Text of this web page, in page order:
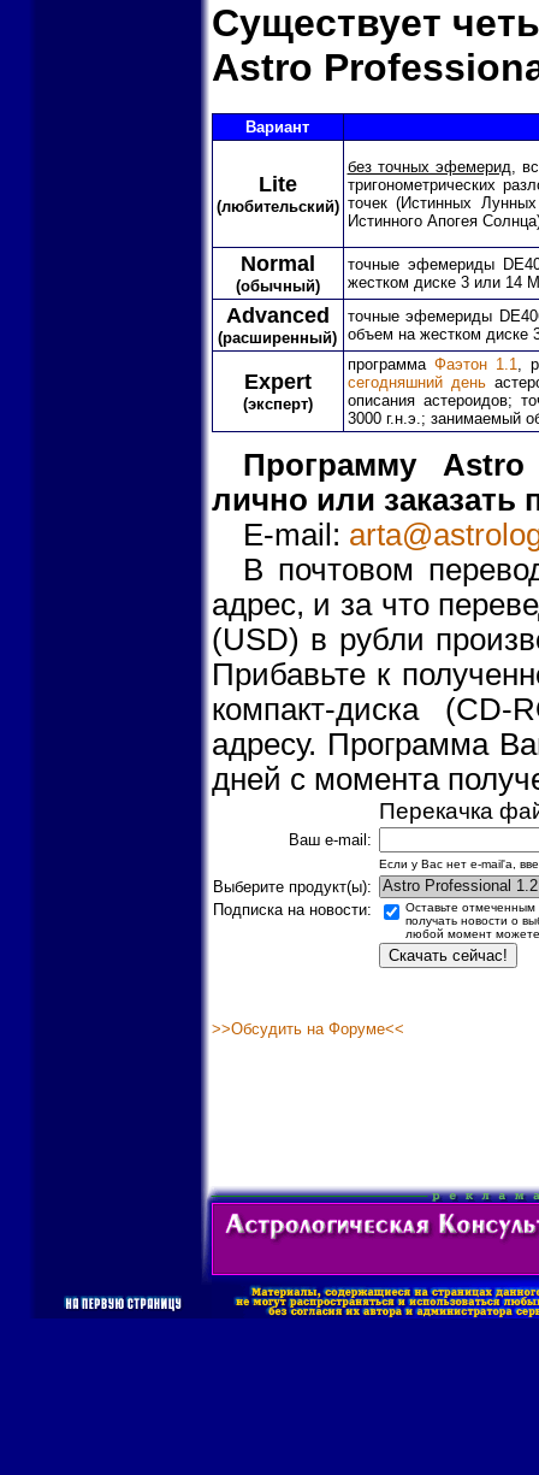
Существует
Astro
Вариант
Lite
(любительский)
без точных эфемерид ,
тригонометрических
точек (Истинных
Истинного Апогея
Normal
(обычный)
точные эфемериды
жестком диске 3 или 14
Advanced
(расширенный)
точные эфемериды
объем на жестком диске
Expert
(эксперт)
программа Фаэтон 1.1
,
сегодняшний день
описания астероидов;
3000 г.н.э.; занимаемый
Программу
лично или заказать
E-mail:
В почтовом
адpес, и за что
(USD) в рубли
Прибавьте к
компакт-диска
адресу. Программа
дней с момента
Перекачка
Ваш e-mail:
Если у Вас нет e-mail'а,
Выберите продукт(ы):
Подписка на новости:
Оставьте отмеченным
получать новости о
любой момент
>>Обсудить на Форуме<<